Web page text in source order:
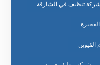
شركة تنظيف في الشارقة